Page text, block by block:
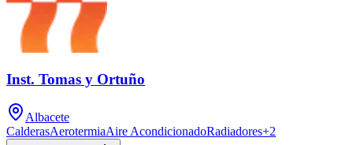
Inst. Tomas y Ortuño
Albacete
CalderasAerotermiaAire AcondicionadoRadiadores+2